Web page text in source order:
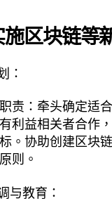
区块链等
：
责：牵头确定适
利益相关者合作
。协助创建区块
则。
与教育：